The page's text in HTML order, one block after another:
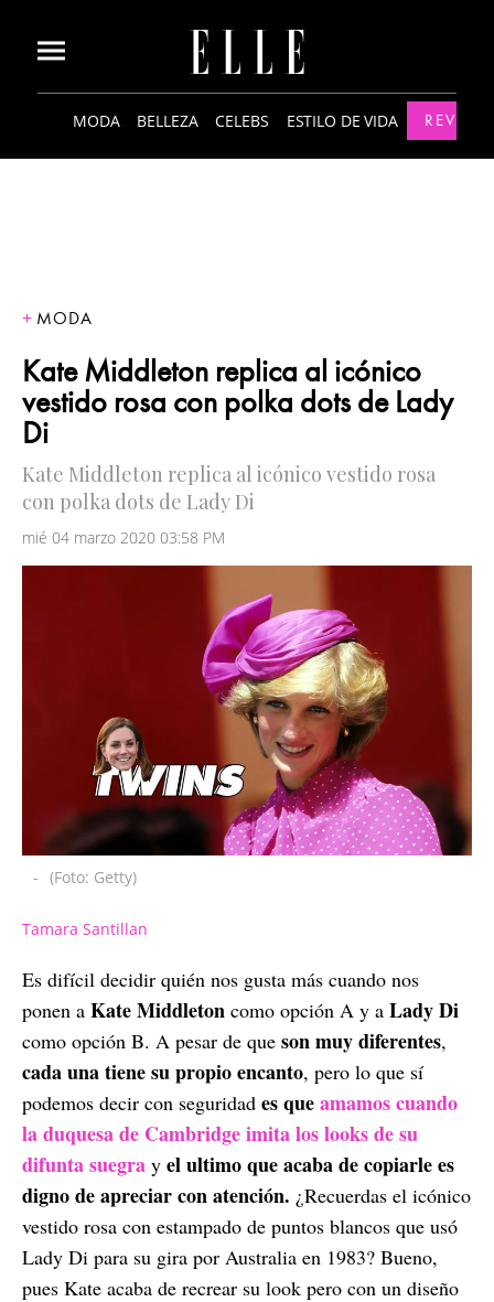
MODA BELLEZA CELEBS ESTILO DE VIDA
MODA
Kate Middleton replica al icónico
vestido rosa con polka dots de Lady
Di
Kate Middleton replica al icónico vestido rosa
con polka dots de Lady Di
mié 04 marzo 2020 03:58 PM
- (Foto: Getty)
Tamara Santillan
Es difícil decidir quién nos gusta más cuando nos
ponen a Kate Middleton como opción A y a Lady Di
como opción B. A pesar de que son muy diferentes,
cada una tiene su propio encanto, pero lo que sí
podemos decir con seguridad es queamamos cuando
la duquesa de Cambridge imita los looks de su
difunta suegra y el ultimo que acaba de copiarle es
digno de apreciar con atención. ¿Recuerdas el icónico
vestido rosa con estampado de puntos blancos que usó
Lady Di para su gira por Australia en 1983? Bueno,
pues Kate acaba de recrear su look pero con un diseño